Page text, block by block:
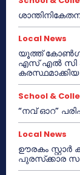
Local News
യൂത്ത്
എസ് എൽ സി
കരസ്ഥമാക്കിയ
School &
“നവ് ഓറ”
Local News
ഊരകം
പുരസ്‌ക്കാര